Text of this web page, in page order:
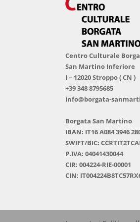
Centro Culturale
San Martino Inferiore
I – 12020 Stroppo ( CN )
+39 348 8795685
info@borgata-
Borgata San Martino
IBAN: IT16 A084 3946
SWIFT/BIC:
P.IVA: 04041430044
CIR: 004224-RIE-00001
CIN: